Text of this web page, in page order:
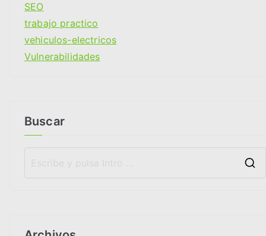
SEO
trabajo practico
vehiculos-electricos
Vulnerabilidades
Buscar